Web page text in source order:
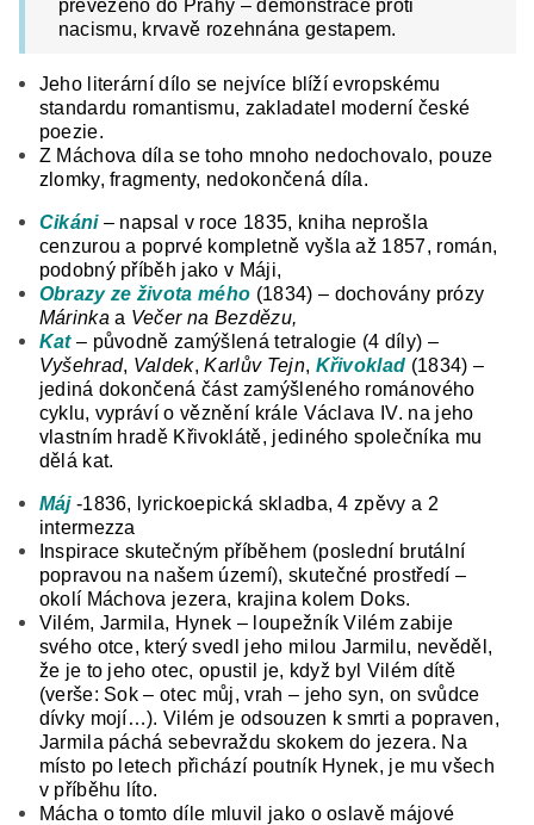
převezeno do Prahy – demonstrace proti
nacismu, krvavě rozehnána gestapem.
Jeho literární dílo se nejvíce blíží evropskému
standardu romantismu, zakladatel moderní české
poezie.
Z Máchova díla se toho mnoho nedochovalo, pouze
zlomky, fragmenty, nedokončená díla.
Cikáni– napsal v roce 1835, kniha neprošla
cenzurou a poprvé kompletně vyšla až 1857, román,
podobný příběh jako v Máji,
Obrazy ze života mého (1834) – dochovány prózy
Márinka a Večer na Bezdězu,
Kat – původně zamýšlená tetralogie (4 díly) –
Vyšehrad, Valdek,Karlův Tejn, Křivoklad (1834) –
jediná dokončená část zamýšleného románového
cyklu, vypráví o věznění krále Václava IV. na jeho
vlastním hradě Křivoklátě, jediného společníka mu
dělá kat.
Máj -1836, lyrickoepická skladba, 4 zpěvy a 2
intermezza
Inspirace skutečným příběhem (poslední brutální
popravou na našem území), skutečné prostředí –
okolí Máchova jezera, krajina kolem Doks.
Vilém, Jarmila, Hynek – loupežník Vilém zabije
svého otce, který svedl jeho milou Jarmilu, nevěděl,
že je to jeho otec, opustil je, když byl Vilém dítě
(verše: Sok – otec můj, vrah – jeho syn, on svůdce
dívky mojí…). Vilém je odsouzen k smrti a popraven,
Jarmila páchá sebevraždu skokem do jezera. Na
místo po letech přichází poutník Hynek, je mu všech
v příběhu líto.
Mácha o tomto díle mluvil jako o oslavě májové